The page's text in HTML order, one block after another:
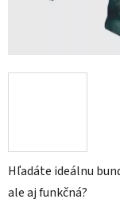
Hľadáte ideálnu
ale aj funkčná?